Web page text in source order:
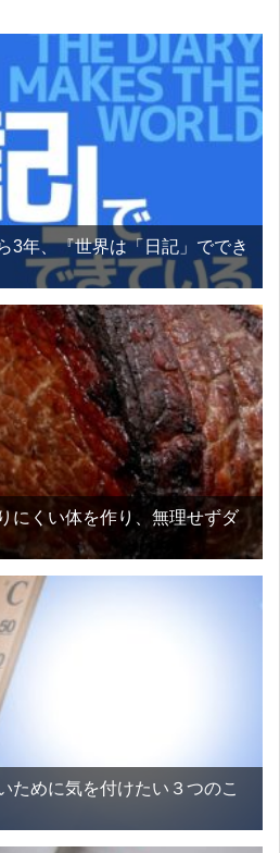
3年、『世界は「日記」ででき
にくい体を作り、無理せずダ
ために気を付けたい３つのこ